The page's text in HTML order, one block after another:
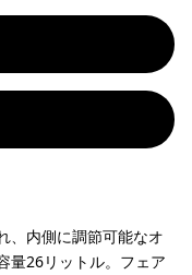
、内側に調節可能なオ
量26リットル。フェア